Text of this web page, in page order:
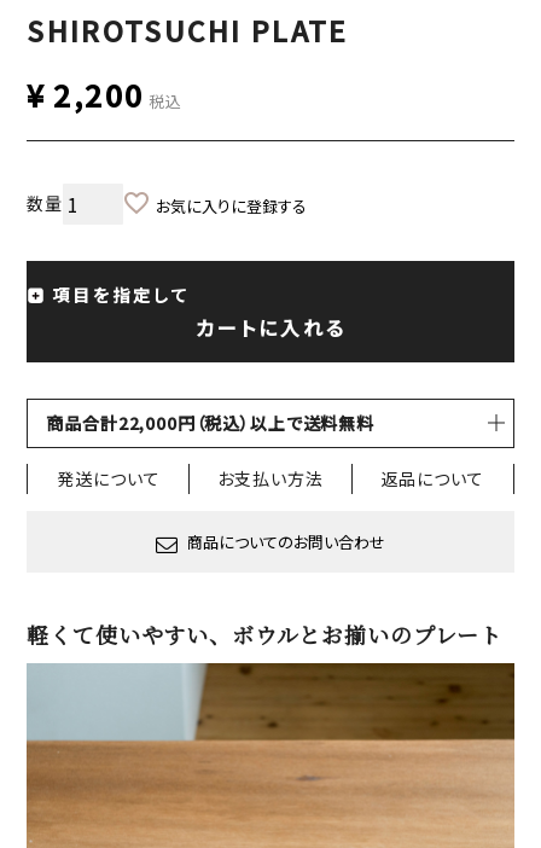
SHIROTSUCHI PLATE
¥2,200 税込
お気に入りに登録する
項目を指定して
カートに入れる
商品合計22,000円（税込）以上で送料無料
発送について お支払い方法 返品について
商品についてのお問い合わせ
軽くて使いやすい、ボウルとお揃いのプレート